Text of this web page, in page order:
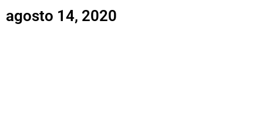
agosto 14, 2020